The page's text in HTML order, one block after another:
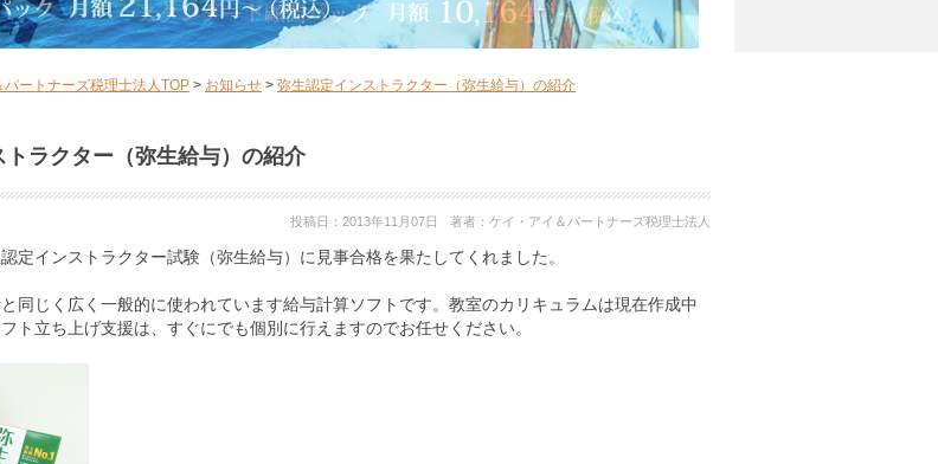
ートナーズ税理士法人TOP > お知らせ > 弥生認定インストラクター（弥生給与）の紹介
ラクター（弥生給与）の紹介
著者： ケイ・アイ＆パートナーズ税理士法人
投稿日：2013年11月07日
定インストラクター試験（弥生給与）に見事合格を果たしてくれました。
同じく広く一般的に使われています給与計算ソフトです。教室のカリキュラムは現在作成中
ト立ち上げ支援は、すぐにでも個別に行えますのでお任せください。